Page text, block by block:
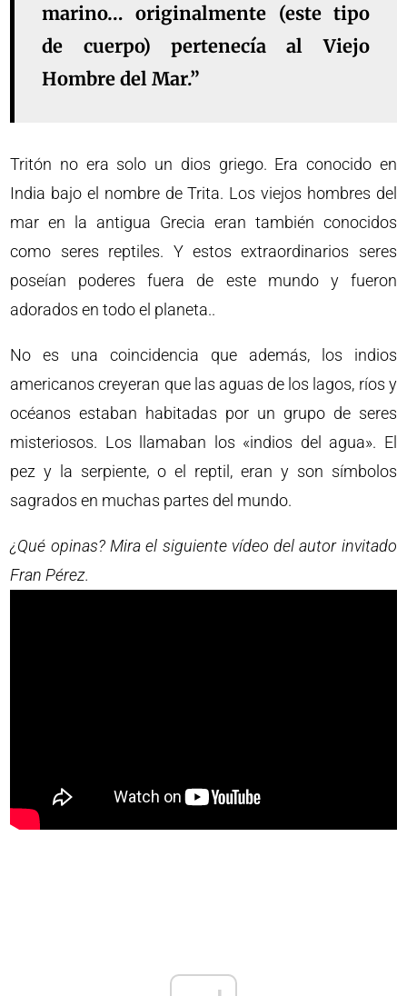
marino… originalmente (este tipo
de cuerpo) pertenecía al Viejo
Hombre del Mar.”
Tritón no era solo un dios griego. Era conocido en
India bajo el nombre de Trita. Los viejos hombres del
mar en la antigua Grecia eran también conocidos
como seres reptiles. Y estos extraordinarios seres
poseían poderes fuera de este mundo y fueron
adorados en todo el planeta..
No es una coincidencia que además, los indios
americanos creyeran que las aguas de los lagos, ríos y
océanos estaban habitadas por un grupo de seres
misteriosos. Los llamaban los «indios del agua». El
pez y la serpiente, o el reptil, eran y son símbolos
sagrados en muchas partes del mundo.
¿Qué opinas? Mira el siguiente vídeo del autor invitado
Fran Pérez.